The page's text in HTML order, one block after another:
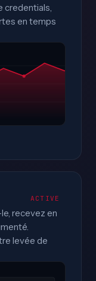
credentials,
en temps
ACTIVE
recevez en
levée de